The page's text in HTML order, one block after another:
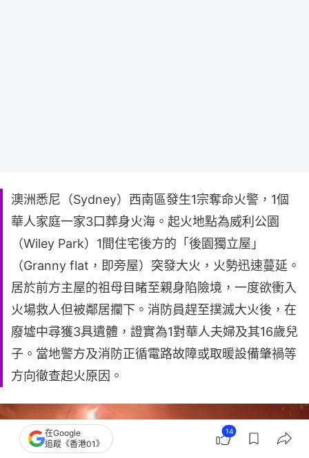
澳洲悉尼（Sydney）西南區發生1宗奪命火警，1個
華人家庭一家3口葬身火海。起火地點為威利公園
（Wiley Park）1間住宅後方的「後園獨立屋」
（Granny flat，即旁屋）突發大火，火勢迅速蔓延。
居於前方主屋的祖母目睹至親身陷險境，一度欲衝入
火場救人但被鄰居攔下。消防員趕至撲滅大火後，在
廢墟中尋獲3具遺體，證實為1對華人夫婦及其16歲兒
子。當地警方及消防正循電路故障或取暖設備肇禍等
方向徹查起火原因。
在Google
追蹤《香港01》
14